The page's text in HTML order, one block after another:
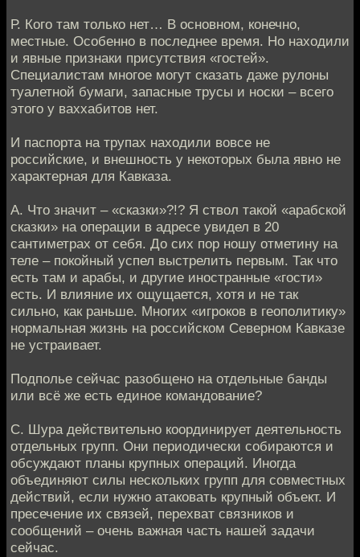
Р. Кого там только нет… В основном, конечно,
местные. Особенно в последнее время. Но находили
и явные признаки присутствия «гостей».
Специалистам многое могут сказать даже рулоны
туалетной бумаги, запасные трусы и носки – всего
этого у ваххабитов нет.
И паспорта на трупах находили вовсе не
российские, и внешность у некоторых была явно не
характерная для Кавказа.
А. Что значит – «сказки»?!? Я ствол такой «арабской
сказки» на операции в адресе увидел в 20
сантиметрах от себя. До сих пор ношу отметину на
теле – покойный успел выстрелить первым. Так что
есть там и арабы, и другие иностранные «гости»
есть. И влияние их ощущается, хотя и не так
сильно, как раньше. Многих «игроков в геополитику»
нормальная жизнь на российском Северном Кавказе
не устраивает.
Подполье сейчас разобщено на отдельные банды
или всё же есть единое командование?
С. Шура действительно координирует деятельность
отдельных групп. Они периодически собираются и
обсуждают планы крупных операций. Иногда
объединяют силы нескольких групп для совместных
действий, если нужно атаковать крупный объект. И
пресечение их связей, перехват связников и
сообщений – очень важная часть нашей задачи
сейчас.